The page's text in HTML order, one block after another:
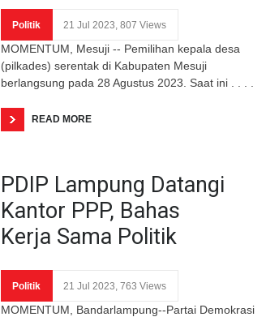
Politik 21 Jul 2023, 807 Views
MOMENTUM, Mesuji -- Pemilihan kepala desa
(pilkades) serentak di Kabupaten Mesuji
berlangsung pada 28 Agustus 2023. Saat ini . . . .
READ MORE
PDIP Lampung Datangi
Kantor PPP, Bahas
Kerja Sama Politik
Politik 21 Jul 2023, 763 Views
MOMENTUM, Bandarlampung--Partai Demokrasi